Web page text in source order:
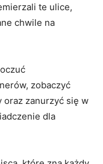
te ulice,
chwile⁢ na
zobaczyć
oraz zanurzyć się w
dla